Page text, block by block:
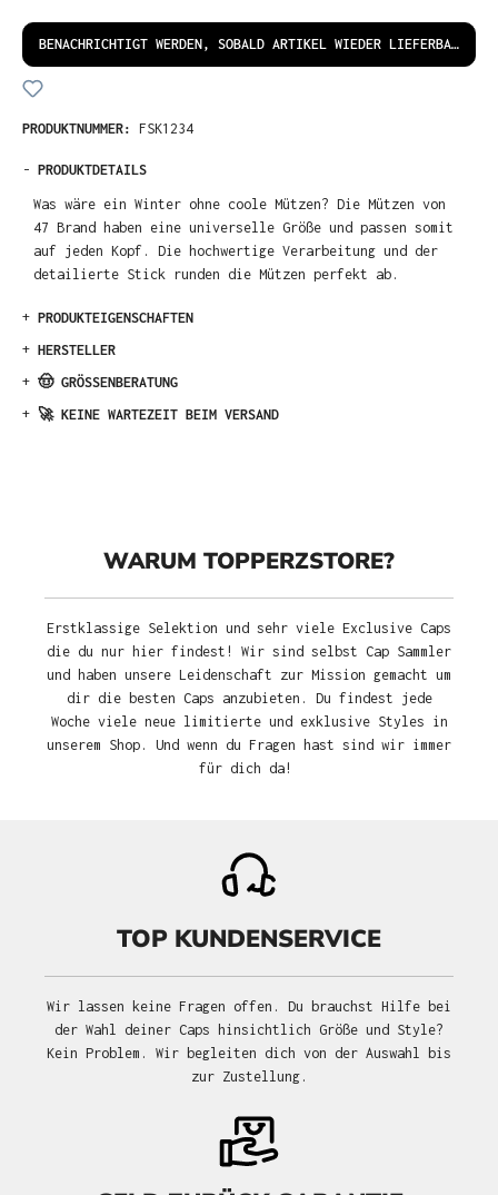
BENACHRICHTIGT WERDEN, SOBALD ARTIKEL WIEDER LIEFERBAR IST!
PRODUKTNUMMER: FSK1234
- PRODUKTDETAILS
Was wäre ein Winter ohne coole Mützen? Die Mützen von
47 Brand haben eine universelle Größe und passen somit
auf jeden Kopf. Die hochwertige Verarbeitung und der
detailierte Stick runden die Mützen perfekt ab.
+ PRODUKTEIGENSCHAFTEN
+ HERSTELLER
+ 🤠 GRÖSSENBERATUNG
+ 🚀 KEINE WARTEZEIT BEIM VERSAND
WARUM TOPPERZSTORE?
Erstklassige Selektion und sehr viele Exclusive Caps
die du nur hier findest! Wir sind selbst Cap Sammler
und haben unsere Leidenschaft zur Mission gemacht um
dir die besten Caps anzubieten. Du findest jede
Woche viele neue limitierte und exklusive Styles in
unserem Shop. Und wenn du Fragen hast sind wir immer
für dich da!
TOP KUNDENSERVICE
Wir lassen keine Fragen offen. Du brauchst Hilfe bei
der Wahl deiner Caps hinsichtlich Größe und Style?
Kein Problem. Wir begleiten dich von der Auswahl bis
zur Zustellung.